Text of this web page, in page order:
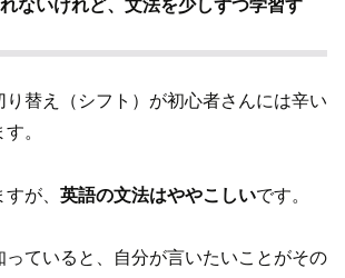
ないけれど、文法を少しずつ学習す
り替え（シフト）が初心者さんには辛い
。
が、 英語の文法はややこしいです。
っていると、自分が言いたいことがその